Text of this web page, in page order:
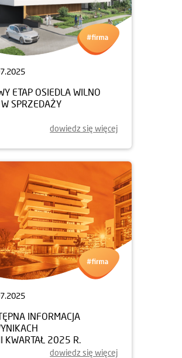
ETAP OSIEDLA WILNO
W SPRZEDAŻY
dowiedz się więcej
INFORMACJA
KWARTAŁ 2025 R.
dowiedz się więcej